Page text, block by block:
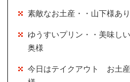
素敵なお土産・・山下様あ
ゆうすいプリン・・美味し
奥様
今日はテイクアウト お土